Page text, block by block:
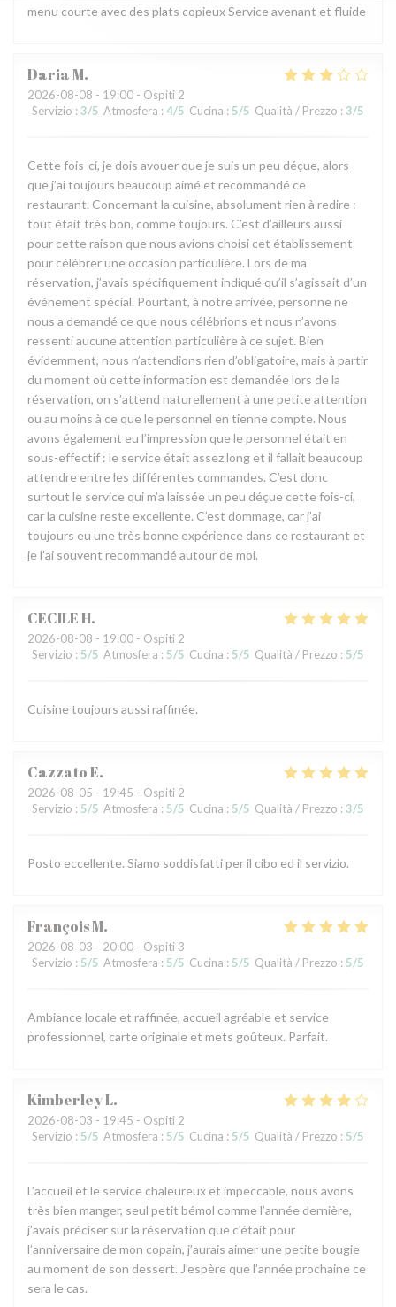
menu courte avec des plats copieux Service avenant et fluide
DariaM
2026-08-08 - 19:00 - Ospiti 2
Servizio : 3/5 Atmosfera : 4/5 Cucina : 5/5 Qualità / Prezzo : 3/5
Cette fois-ci, je dois avouer que je suis un peu déçue, alors
que j’ai toujours beaucoup aimé et recommandé ce
restaurant. Concernant la cuisine, absolument rien à redire :
tout était très bon, comme toujours. C’est d’ailleurs aussi
pour cette raison que nous avions choisi cet établissement
pour célébrer une occasion particulière. Lors de ma
réservation, j’avais spécifiquement indiqué qu’il s’agissait d’un
événement spécial. Pourtant, à notre arrivée, personne ne
nous a demandé ce que nous célébrions et nous n’avons
ressenti aucune attention particulière à ce sujet. Bien
évidemment, nous n’attendions rien d’obligatoire, mais à partir
du moment où cette information est demandée lors de la
réservation, on s’attend naturellement à une petite attention
ou au moins à ce que le personnel en tienne compte. Nous
avons également eu l’impression que le personnel était en
sous-effectif : le service était assez long et il fallait beaucoup
attendre entre les différentes commandes. C’est donc
surtout le service qui m’a laissée un peu déçue cette fois-ci,
car la cuisine reste excellente. C’est dommage, car j’ai
toujours eu une très bonne expérience dans ce restaurant et
je l’ai souvent recommandé autour de moi.
CECILEH
2026-08-08 - 19:00 - Ospiti 2
Servizio : 5/5 Atmosfera : 5/5 Cucina : 5/5 Qualità / Prezzo : 5/5
Cuisine toujours aussi raffinée.
CazzatoE
2026-08-05 - 19:45 - Ospiti 2
Servizio : 5/5 Atmosfera : 5/5 Cucina : 5/5 Qualità / Prezzo : 3/5
Posto eccellente. Siamo soddisfatti per il cibo ed il servizio.
FrançoisM
2026-08-03 - 20:00 - Ospiti 3
Servizio : 5/5 Atmosfera : 5/5 Cucina : 5/5 Qualità / Prezzo : 5/5
Ambiance locale et raffinée, accueil agréable et service
professionnel, carte originale et mets goûteux. Parfait.
KimberleyL
2026-08-03 - 19:45 - Ospiti 2
Servizio : 5/5 Atmosfera : 5/5 Cucina : 5/5 Qualità / Prezzo : 5/5
L’accueil et le service chaleureux et impeccable, nous avons
très bien manger, seul petit bémol comme l’année dernière,
j’avais préciser sur la réservation que c’était pour
l’anniversaire de mon copain, j’aurais aimer une petite bougie
au moment de son dessert. J’espère que l’année prochaine ce
sera le cas.